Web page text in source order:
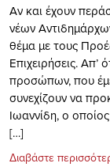
Αν και έχουν
νέων
θέμα με τους
Επιχειρήσεις. Απ’
προσώπων, που
συνεχίζουν να
Ιωαννίδη, ο
[…]
Διαβάστε